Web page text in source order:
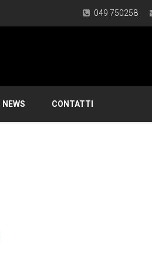
049 750258
NEWS CONTATTI